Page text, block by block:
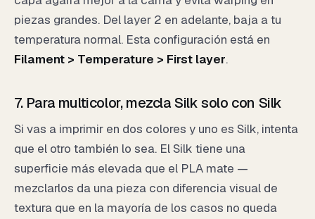
piezas grandes. Del layer 2 en adelante, baja a tu
temperatura normal. Esta configuración está en
Filament > Temperature > First layer.
7. Para multicolor, mezcla Silk solo con Silk
Si vas a imprimir en dos colores y uno es Silk, intenta
que el otro también lo sea. El Silk tiene una
superficie más elevada que el PLA mate —
mezclarlos da una pieza con diferencia visual de
textura que en la mayoría de los casos no queda